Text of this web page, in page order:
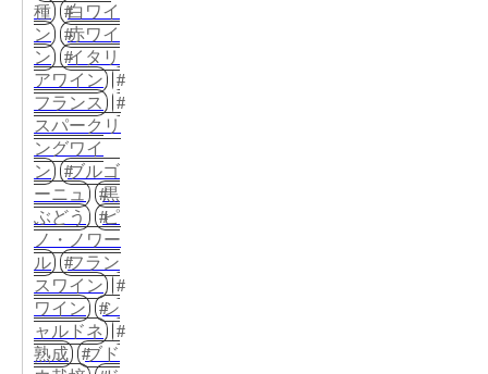
種
白ワイ
ン
赤ワイ
ン
イタリ
アワイン
フランス
スパークリ
ングワイ
ン
ブルゴ
ーニュ
黒
ぶどう
ピ
ノ・ノワー
ル
フラン
スワイン
ワイン
シ
ャルドネ
熟成
ブド